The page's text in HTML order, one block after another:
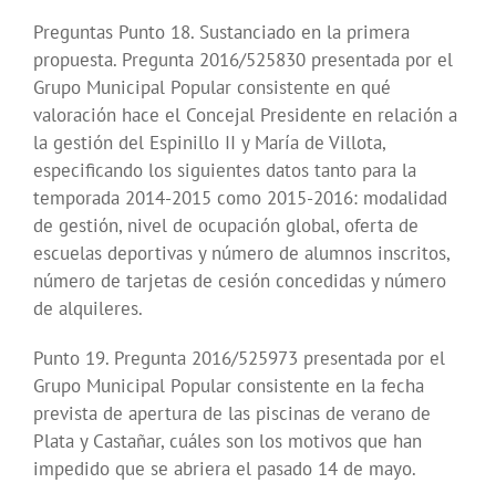
Preguntas Punto 18. Sustanciado en la primera
propuesta. Pregunta 2016/525830 presentada por el
Grupo Municipal Popular consistente en qué
valoración hace el Concejal Presidente en relación a
la gestión del Espinillo II y María de Villota,
especificando los siguientes datos tanto para la
temporada 2014-2015 como 2015-2016: modalidad
de gestión, nivel de ocupación global, oferta de
escuelas deportivas y número de alumnos inscritos,
número de tarjetas de cesión concedidas y número
de alquileres.
Punto 19. Pregunta 2016/525973 presentada por el
Grupo Municipal Popular consistente en la fecha
prevista de apertura de las piscinas de verano de
Plata y Castañar, cuáles son los motivos que han
impedido que se abriera el pasado 14 de mayo.